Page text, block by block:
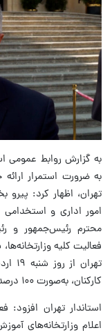
به گزارش روابط عمومی
به ضرورت استمرار
امور اداری و
محترم رئیس‌جمهور و
فعالیت کلیه
کارکنان، به‌صورت ۱۰۰ درصدی، انجام خواهد شد.
استاندار تهران
اعلام وزارتخانه‌های